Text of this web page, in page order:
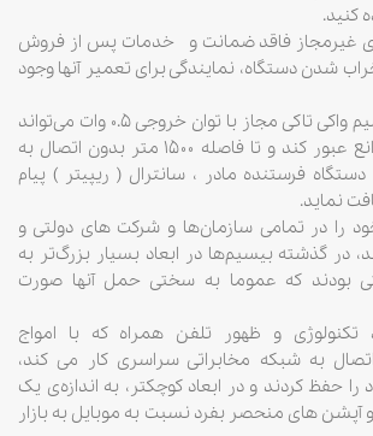
کنید.
غیرمجاز فاقد ضمانت و خدمات پس از فروش
شدن دستگاه، نمایندگی برای تعمیر آنها وجود
امواج رادیویی در بیسیم واکی تاکی مجاز با توان خروجی ۰.۵ وات می‌تواند
از میان دیوارها و موانع عبور کند و تا فاصله ۱۵۰۰ متر بدون اتصال به
فرستنده مادر ، سانترال ( ریپیتر ) پیام
نماید.
را در تمامی سازمان‌ها و شرکت های دولتی و
در گذشته بیسیم‌ها در ابعاد بسیار بزرگ‌تر به
بودند که عموما به سختی حمل آنها صورت
و ظهور تلفن همراه که با امواج
به شبکه مخابراتی سراسری کار می کند،
حفظ کردند و در ابعاد کوچکتر، به اندازه‌ی یک
و آپشن های منحصر بفرد نسبت به موبایل به بازار